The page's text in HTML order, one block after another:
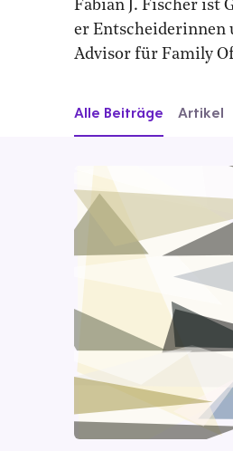
Fabian J. Fischer ist
er Entscheiderinnen
Advisor für Family
Alle Beiträge Artikel